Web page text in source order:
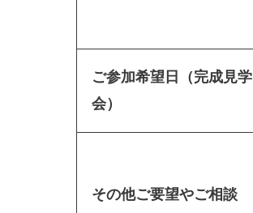
ご参加希望日（完成見学
会）
その他ご要望やご相談